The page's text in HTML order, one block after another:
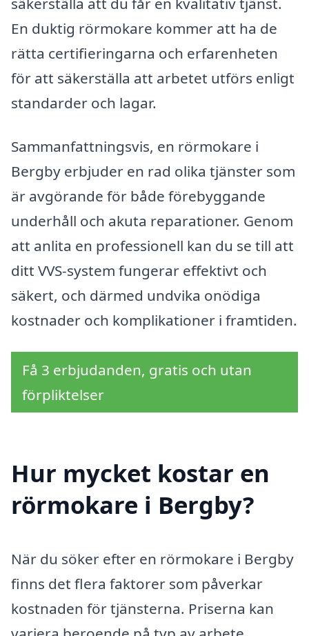
En duktig rörmokare kommer att ha de
rätta certifieringarna och erfarenheten
för att säkerställa att arbetet utförs enligt
standarder och lagar.
Sammanfattningsvis, en rörmokare i
Bergby erbjuder en rad olika tjänster som
är avgörande för både förebyggande
underhåll och akuta reparationer. Genom
att anlita en professionell kan du se till att
ditt VVS-system fungerar effektivt och
säkert, och därmed undvika onödiga
kostnader och komplikationer i framtiden.
Få 3 erbjudanden, gratis och utan
förpliktelser
Hur mycket kostar en
rörmokare i Bergby?
När du söker efter en rörmokare i Bergby
finns det flera faktorer som påverkar
kostnaden för tjänsterna. Priserna kan